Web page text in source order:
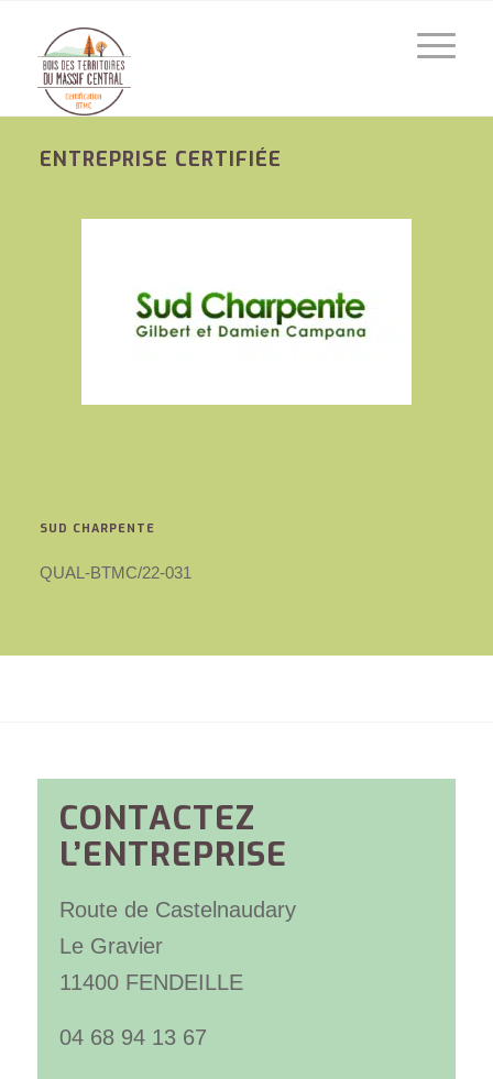
ENTREPRISE CERTIFIÉE
SUD CHARPENTE
QUAL-BTMC/22-031
CONTACTEZ
L’ENTREPRISE
Route de Castelnaudary
Le Gravier
11400 FENDEILLE
04 68 94 13 67